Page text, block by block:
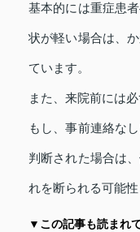
基本的には重症患
状が軽い場合は、
ています。
また、来院前には
もし、事前連絡な
判断された場合は
れを断られる可能性
▼この記事も読まれ